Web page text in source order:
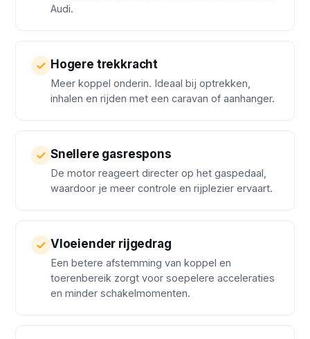
Audi.
Hogere trekkracht
Meer koppel onderin. Ideaal bij optrekken,
inhalen en rijden met een caravan of aanhanger.
Snellere gasrespons
De motor reageert directer op het gaspedaal,
waardoor je meer controle en rijplezier ervaart.
Vloeiender rijgedrag
Een betere afstemming van koppel en
toerenbereik zorgt voor soepelere acceleraties
en minder schakelmomenten.